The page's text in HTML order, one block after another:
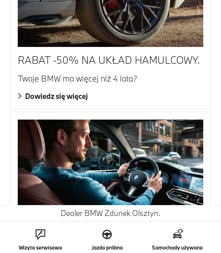
RABAT -50% NA UKŁAD HAMULCOWY.
Twoje BMW ma więcej niż 4 lata?
Dowiedz się więcej
SPRZEDAŻ DO FIRM.
Dealer BMW Zdunek Olsztyn.
Wizyta serwisowa Jazda próbna Samochody używane